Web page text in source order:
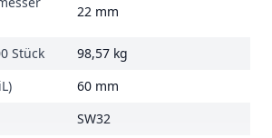
22 mm
Stück
98,57 kg
60 mm
SW32